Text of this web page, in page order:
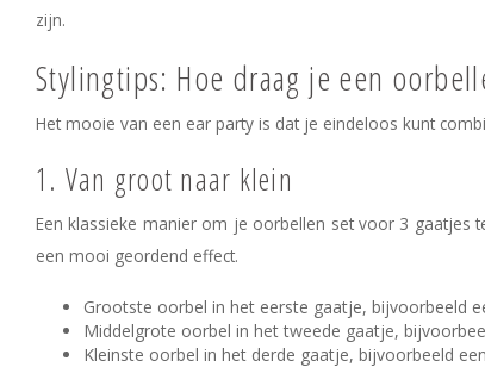
zijn.
Stylingtips: Hoe draag je een
Het mooie van een ear party is dat je eindeloos kunt
1. Van groot naar klein
Een klassieke manier om je oorbellen set voor 3
een mooi geordend effect.
Grootste oorbel in het eerste gaatje, bijvoorbeeld
Middelgrote oorbel in het tweede gaatje,
Kleinste oorbel in het derde gaatje, bijvoorbeeld